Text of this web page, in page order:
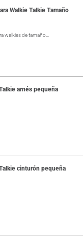
Walkie Talkie Tamaño
walkies de tamaño…
arnés pequeña
cinturón pequeña